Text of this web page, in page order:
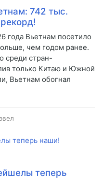
742 тыс.
года Вьетнам посетило
чем годом ранее.
среди стран-
только Китаю и Южной
Вьетнам обогнал
теперь